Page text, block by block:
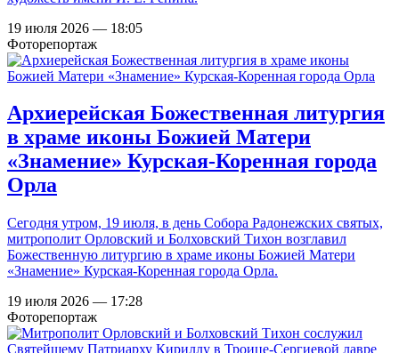
19 июля 2026 — 18:05
Фоторепортаж
Архиерейская Божественная литургия
в храме иконы Божией Матери
«Знамение» Курская-Коренная города
Орла
Сегодня утром, 19 июля, в день Собора Радонежских святых,
митрополит Орловский и Болховский Тихон возглавил
Божественную литургию в храме иконы Божией Матери
«Знамение» Курская-Коренная города Орла.
19 июля 2026 — 17:28
Фоторепортаж